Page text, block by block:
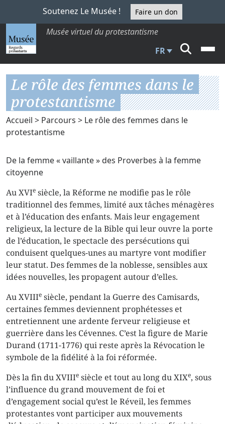
Soutenez Le Musée ! Faire un don
Musée virtuel du protestantisme
FR
Le rôle des femmes dans le
protestantisme
Accueil > Parcours > Le rôle des femmes dans le
protestantisme
De la femme « vaillante » des Proverbes à la femme
citoyenne
Au XVIe siècle, la Réforme ne modifie pas le rôle
traditionnel des femmes, limité aux tâches ménagères
et à l’éducation des enfants. Mais leur engagement
religieux, la lecture de la Bible qui leur ouvre la porte
de l’éducation, le spectacle des persécutions qui
conduisent quelques-unes au martyre vont modifier
leur statut. Des femmes de la noblesse, sensibles aux
idées nouvelles, les propagent autour d’elles.
Au XVIIIe siècle, pendant la Guerre des Camisards,
certaines femmes deviennent prophétesses et
entretiennent une ardente ferveur religieuse et
guerrière dans les Cévennes. C’est la figure de Marie
Durand (1711-1776) qui reste après la Révocation le
symbole de la fidélité à la foi réformée.
Dès la fin du XVIIIe siècle et tout au long du XIXe, sous
l’influence du grand mouvement de foi et
d’engagement social qu’est le Réveil, les femmes
protestantes vont participer aux mouvements